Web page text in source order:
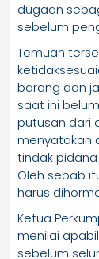
dugaan
sebelum
Temuan
barang dan
saat ini
putusan dari
menyatakan
tindak
Oleh sebab
harus
Ketua
menilai
sebelum